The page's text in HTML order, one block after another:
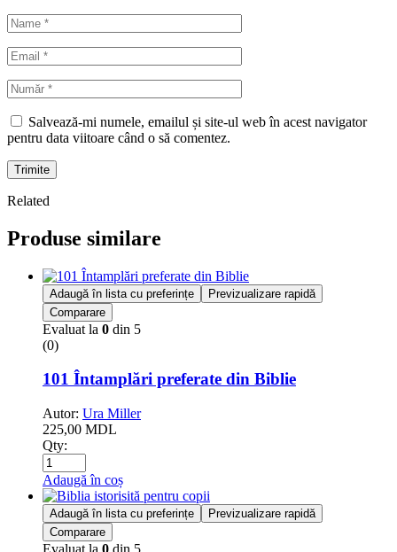
Salvează-mi numele, emailul și site-ul web în acest navigator
pentru data viitoare când o să comentez.
Trimite
Related
Produse similare
Adaugă în lista cu preferințe
Previzualizare rapidă
Comparare
Evaluat la 0 din 5
(0)
101 Întamplări preferate din Biblie
Autor: Ura Miller
225,00 MDL
Qty:
Adaugă în coș
Adaugă în lista cu preferințe
Previzualizare rapidă
Comparare
Evaluat la 0 din 5